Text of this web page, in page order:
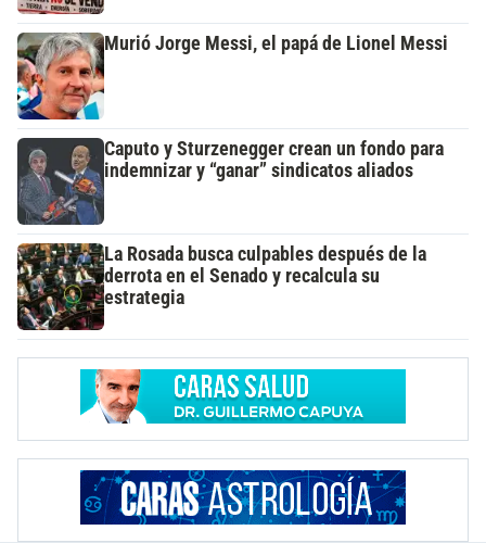
Murió Jorge Messi, el papá de Lionel Messi
Caputo y Sturzenegger crean un fondo para
indemnizar y “ganar” sindicatos aliados
La Rosada busca culpables después de la
derrota en el Senado y recalcula su
estrategia